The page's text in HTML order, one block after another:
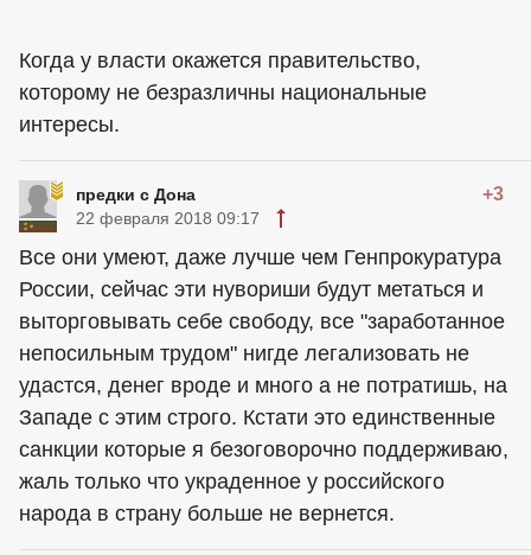
Когда у власти окажется правительство,
которому не безразличны национальные
интересы.
предки с Дона +3
22 февраля 2018 09:17
Все они умеют, даже лучше чем Генпрокуратура
России, сейчас эти нувориши будут метаться и
выторговывать себе свободу, все "заработанное
непосильным трудом" нигде легализовать не
удастся, денег вроде и много а не потратишь, на
Западе с этим строго. Кстати это единственные
санкции которые я безоговорочно поддерживаю,
жаль только что украденное у российского
народа в страну больше не вернется.